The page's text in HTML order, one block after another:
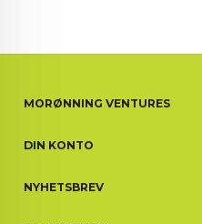
MORØNNING VENTURES
DIN KONTO
NYHETSBREV